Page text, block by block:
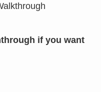
if you want